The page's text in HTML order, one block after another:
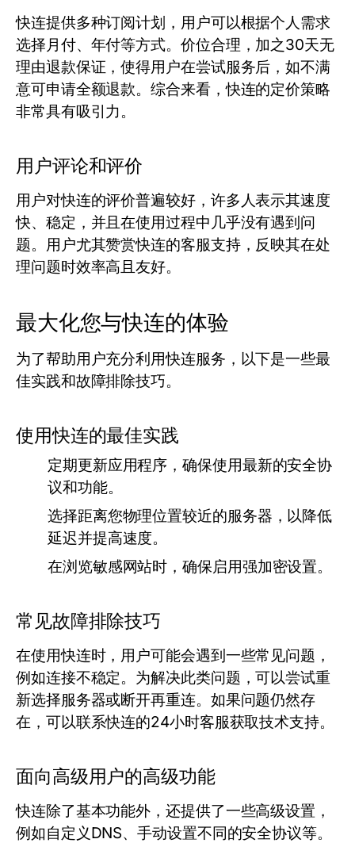
快连提供多种订阅计划，用户可以根据个人需求
选择月付、年付等方式。价位合理，加之30天无
理由退款保证，使得用户在尝试服务后，如不满
意可申请全额退款。综合来看，快连的定价策略
非常具有吸引力。
用户评论和评价
用户对快连的评价普遍较好，许多人表示其速度
快、稳定，并且在使用过程中几乎没有遇到问
题。用户尤其赞赏快连的客服支持，反映其在处
理问题时效率高且友好。
最大化您与快连的体验
为了帮助用户充分利用快连服务，以下是一些最
佳实践和故障排除技巧。
使用快连的最佳实践
定期更新应用程序，确保使用最新的安全协
议和功能。
选择距离您物理位置较近的服务器，以降低
延迟并提高速度。
在浏览敏感网站时，确保启用强加密设置。
常见故障排除技巧
在使用快连时，用户可能会遇到一些常见问题，
例如连接不稳定。为解决此类问题，可以尝试重
新选择服务器或断开再重连。如果问题仍然存
在，可以联系快连的24小时客服获取技术支持。
面向高级用户的高级功能
快连除了基本功能外，还提供了一些高级设置，
例如自定义DNS、手动设置不同的安全协议等。